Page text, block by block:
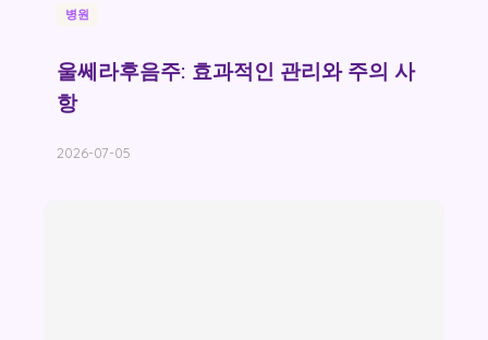
병원
울쎄라후음주: 효과적인 관리와 주의 사
항
2026-07-05